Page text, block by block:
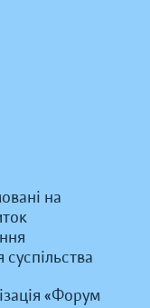
на
суспільства
«Форум